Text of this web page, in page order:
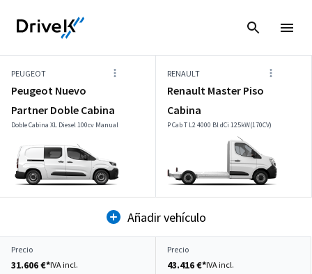
PEUGEOT
Peugeot Nuevo
Partner Doble Cabina
Doble Cabina XL Diesel 100cv Manual
RENAULT
Renault Master Piso
Cabina
P Cab T L2 4000 Bl dCi 125kW(170CV)
Añadir vehículo
Precio
31.606 €*IVA incl.
Precio
43.416 €*IVA incl.